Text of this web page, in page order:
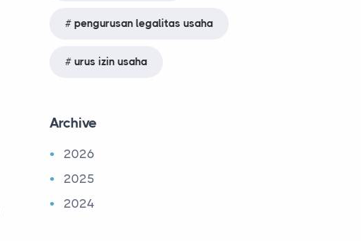
pengurusan legalitas usaha
urus izin usaha
Archive
2026
2025
2024